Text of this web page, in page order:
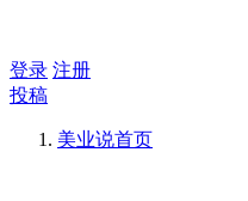
登录 注册
投稿
美业说首页